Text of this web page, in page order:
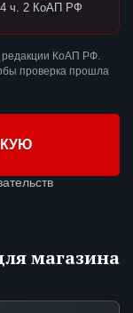
ч. 2 КоАП РФ
редакции КоАП РФ.
проверка прошла
магазина